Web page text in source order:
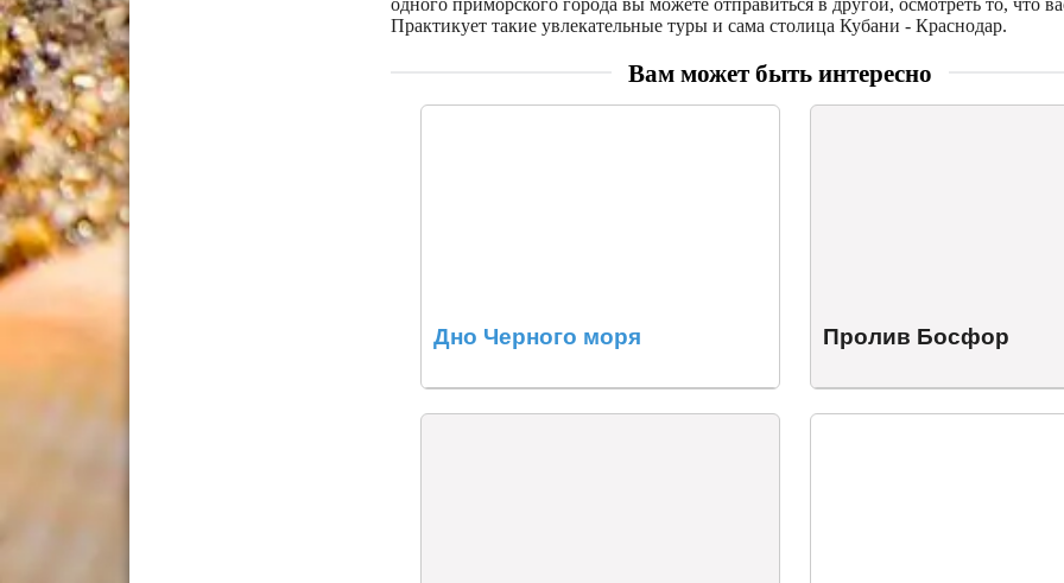
одного приморского города вы можете отправиться в другой, осмотреть то, что
Практикует такие увлекательные туры и сама столица Кубани - Краснодар.
Вам может быть интересно
Дно Черного моря Пролив Босфор